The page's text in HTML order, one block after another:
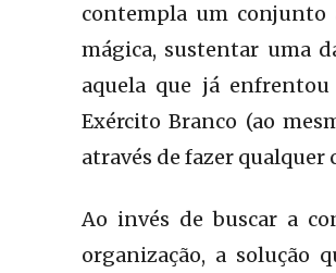
contempla um conjunto
mágica, sustentar uma
aquela que já
Exército Branco (ao
através de fazer qualquer
Ao invés de buscar a
organização, a solução